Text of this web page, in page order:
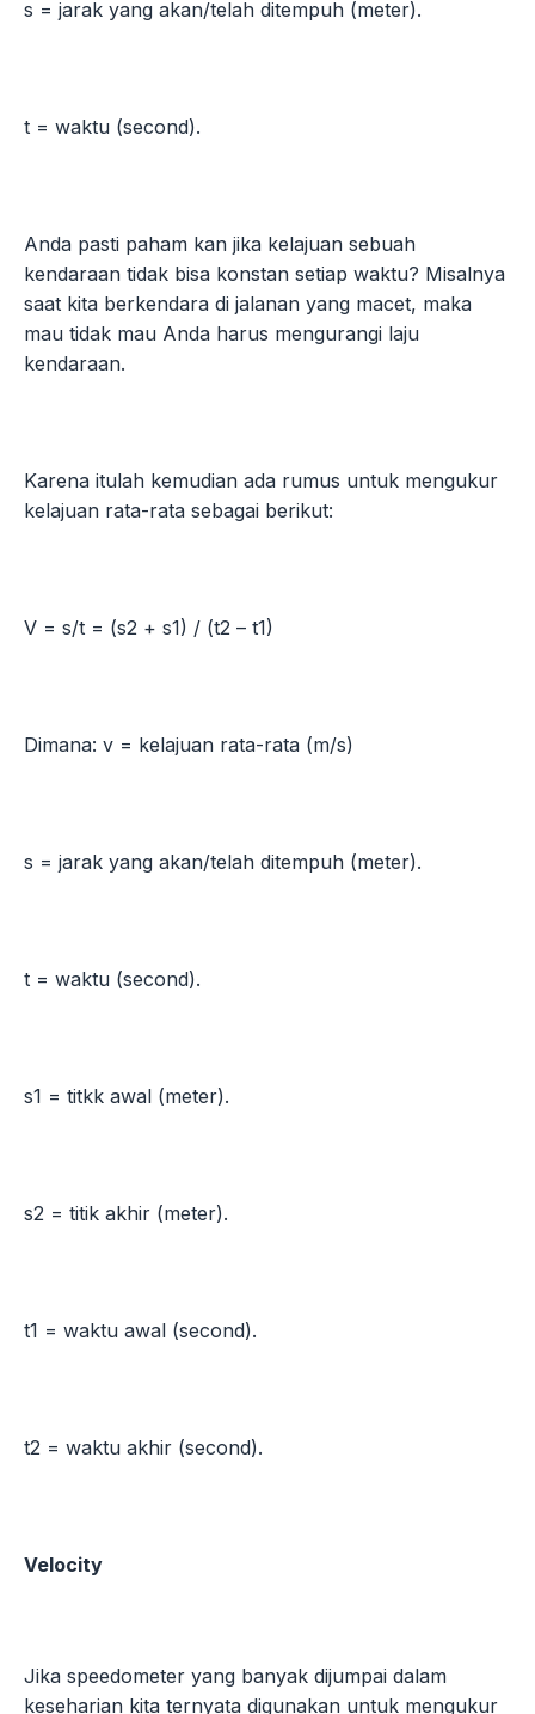
s = jarak yang akan/telah ditempuh (meter).
t = waktu (second).
Anda pasti paham kan jika kelajuan sebuah
kendaraan tidak bisa konstan setiap waktu? Misalnya
saat kita berkendara di jalanan yang macet, maka
mau tidak mau Anda harus mengurangi laju
kendaraan.
Karena itulah kemudian ada rumus untuk mengukur
kelajuan rata-rata sebagai berikut:
V = s/t = (s2 + s1) / (t2 – t1)
Dimana: v = kelajuan rata-rata (m/s)
s = jarak yang akan/telah ditempuh (meter).
t = waktu (second).
s1 = titkk awal (meter).
s2 = titik akhir (meter).
t1 = waktu awal (second).
t2 = waktu akhir (second).
Velocity
Jika speedometer yang banyak dijumpai dalam
keseharian kita ternyata digunakan untuk mengukur